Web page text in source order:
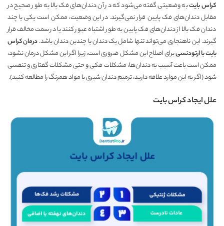
کراس بایتبه وضعیتی گفته می‌شود که در آن دندان‌های فک بالا به طور صحیح در
مقابل دندان‌های فک پایین قرار نمی‌گیرند. در این وضعیت، ممکن است یکی یا چند
دندان فک بالا از دندان‌های فک پایین به طور اشتباه عبور کنند یا در سمت مخالف قرار
گیرند. این ناهنجاری می‌تواند تنها شامل یک دندان یا چندین دندان باشد.درمان کراس
بایت با ارتودنسیبرای اصلاح این مشکل ضروری است، زیرا اگر این مشکل درمان نشود،
ممکن است باعث آسیب به دندان‌ها، مشکلات فکی و حتی مشکلات گفتاری و تنفسی
شود (اگر به این موارد علاقه دارید،ترمیم دندان شیری با مواد همرنگرا مطالعه کنید).
علل ایجاد کراس بایت